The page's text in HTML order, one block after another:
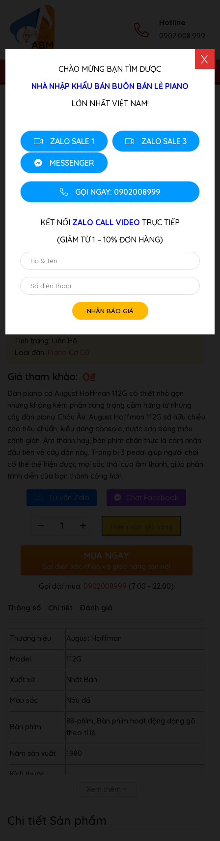
Hotline
0902.008.999
Trang chủ/ Sản phẩm/Piano Cơ Cũ / Đàn Piano Cơ
August Hoffman 112G
Đàn Piano Cơ August Hoffman 112G
Tình trang: Liên Hệ
Loại đàn: Piano Cơ Cũ
0₫
Đàn piano cơ August Hoffman 112G có thiết nhỏ gọn
nhưng không kém phần sang trọng cảm hứng từ những
cây đàn piano Châu Âu. August Hoffman 112G sở hữu chiều
cao tiêu chuẩn, kiểu dáng console, nước sơn bóng màu
cánh gián. Âm thanh hay, bàn phím chân thực là cảm nhận
đầu tiên về cây đàn này. Trang bị 3 pedal giúp người chơi
có thể thể hiện được mọi sắc thái của âm thanh, giúp phần
trình diễn của bạn thành công hơn.
Tư vấn Zalo Chat Facebook
MUA NGAY
Gọi điện xác nhận và giao hàng tận nơi
Gọi đặt mua: 0902008999 (7:00 - 22:00)
Thông số Chi tiết Đánh giá
Thương hiệu August Hoffman
Model 112G
Xuất xứ Nhật Bản
Màu sắc Nâu đỏ
Bàn phím
88-phím, Bàn phím hoạt động dạng gõ
theo tỉ lệ
Năm sản xuất 1980
Kích thước
Trọng lượng 190kg
Chi tiết Sản phẩm
CHÀO MỪNG BẠN TÌM ĐƯỢC
NHÀ NHẬP KHẨU BÁN BUÔN BÁN LẺ PIANO
LỚN NHẤT VIỆT NAM!
ZALO SALE 1 ZALO SALE 3
MESSENGER
GỌI NGAY: 0902008999
KẾT NỐI ZALO CALL VIDEO TRỰC TIẾP
(GIẢM TỪ 1 – 10% ĐƠN HÀNG)
X